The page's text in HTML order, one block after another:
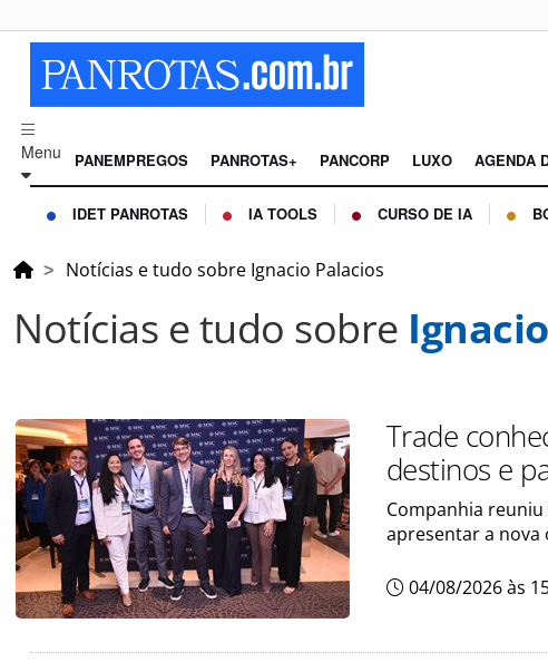
Menu PANEMPREGOS PANROTAS+ PANCORP LUXO AGENDA
IDET PANROTAS IA TOOLS CURSO DE IA
Notícias e tudo sobre Ignacio Palacios
Notícias e tudo sobre
Trade
destinos e
Companhia
apresentar a nova
04/08/2026 às